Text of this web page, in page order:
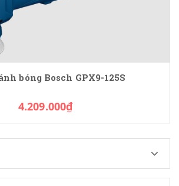
bóng Bosch GPX9-125S
4.209.000₫